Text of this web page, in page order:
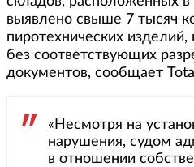
выявлено свыше 7 тысяч
пиротехнических
без соответствующих
документов, сообщает
«Несмотря на
нарушения, судом
в отношении